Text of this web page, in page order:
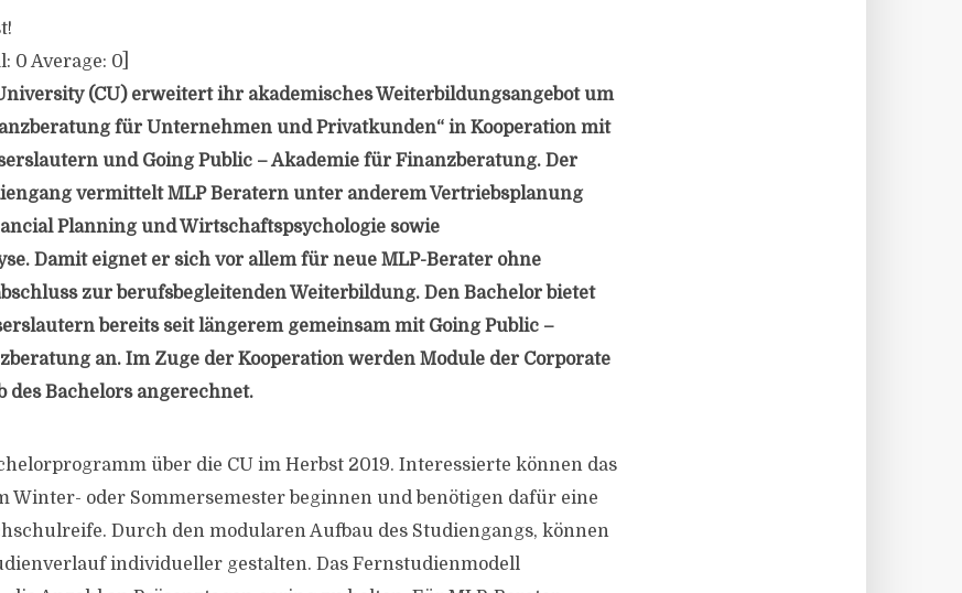
0 Average: 0
(CU) erweitert ihr akademisches Weiterbildungsangebot um
für Unternehmen und Privatkunden“ in Kooperation mit
und Going Public – Akademie für Finanzberatung. Der
vermittelt MLP Beratern unter anderem Vertriebsplanung
Planning und Wirtschaftspsychologie sowie
Damit eignet er sich vor allem für neue MLP-Berater ohne
zur berufsbegleitenden Weiterbildung. Den Bachelor bietet
bereits seit längerem gemeinsam mit Going Public –
an. Im Zuge der Kooperation werden Module der Corporate
Bachelors angerechnet.
über die CU im Herbst 2019. Interessierte können das
Winter- oder Sommersemester beginnen und benötigen dafür eine
Durch den modularen Aufbau des Studiengangs, können
individueller gestalten. Das Fernstudienmodell